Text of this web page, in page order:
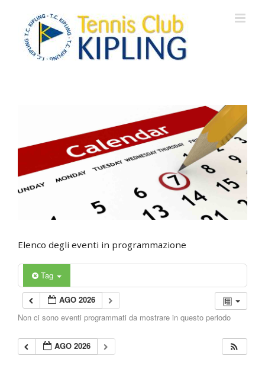
contenuto
Elenco degli eventi in programmazione
Tag
AGO 2026
Non ci sono eventi programmati da mostrare in questo periodo
AGO 2026